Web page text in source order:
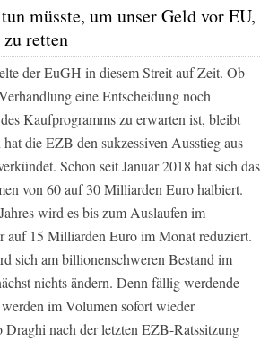
müsste, um unser Geld vor EU,
retten
der EuGH in diesem Streit auf Zeit. Ob
eine Entscheidung noch
Kaufprogramms zu erwarten ist, bleibt
die EZB den sukzessiven Ausstieg aus
Schon seit Januar 2018 hat sich das
von 60 auf 30 Milliarden Euro halbiert.
wird es bis zum Auslaufen im
auf 15 Milliarden Euro im Monat reduziert.
sich am billionenschweren Bestand im
nichts ändern. Denn fällig werdende
im Volumen sofort wieder
nach der letzten EZB-Ratssitzung